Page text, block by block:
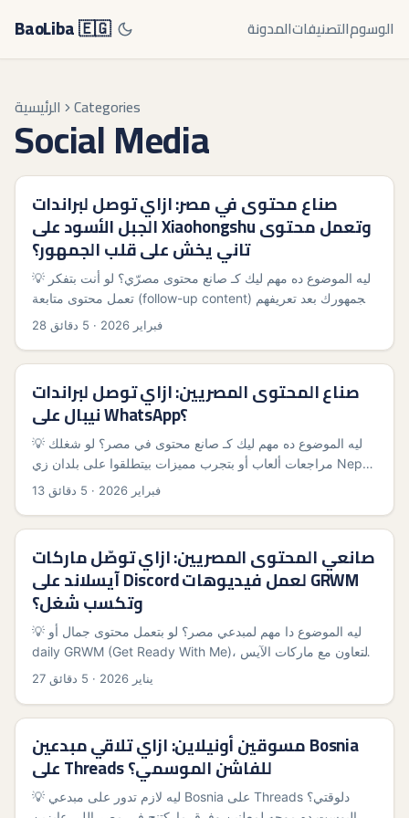
BaoLiba 🇪🇬 المدونةالتصنيفاتالوسوم
الرئيسية Categories
Social Media
صناع محتوى في مصر: ازاي توصل لبراندات
الجبل الأسود على Xiaohongshu وتعمل محتوى
تاني يخش على قلب الجمهور؟
💡 ليه الموضوع ده مهم ليك كـ صانع محتوى مصرّي؟ لو أنت بتفكر
تعمل محتوى متابعة (follow-up content) لجمهورك بعد تعريفهم
ببراند أوروبي صغير زي براند من Montenegro، Xiaohongshu
وتقدمه بطريقة بتلامس المشاعر والتصميم والثقافة. ...
28 فبراير 2026 · 5 دقائق
صناع المحتوى المصريين: ازاي توصل لبراندات
نيبال على WhatsApp؟
💡 ليه الموضوع ده مهم ليك كـ صانع محتوى في مصر؟ لو شغلك
مراجعات ألعاب أو بتجرب مميزات بيتطلقوا على بلدان زي Nepal،
التواصل الصحيح مع براندات نيبال عبر WhatsApp ممكن يفتحلك
الصح، تكتب رسالة تقنعهم، وتحمي نفسك من مشاكل حقوقية أو
التزامات غير واضحة. ...
13 فبراير 2026 · 5 دقائق
صانعي المحتوى المصريين: ازاي توصّل ماركات
آيسلاند على Discord لعمل فيديوهات GRWM
وتكسب شغل؟
💡 ليه الموضوع دا مهم لمبدعي مصر؟ لو بتعمل محتوى جمال أو
daily GRWM (Get Ready With Me)، التعاون مع ماركات الآيس
كريم أو سناكس الأوروبية زي Wall’s أو Lotus ممكن يفتح فرص
(Wall’s, July 2025) وده دليل إن الماركات بتحب تجارب غير
27 يناير 2026 · 5 دقائق
مسوقين أونيلاين: ازاي تلاقي مبدعين Bosnia
على Threads للفاشن الموسمي؟
💡 ليه لازم تدور على مبدعي Bosnia على Threads دلوقتي؟